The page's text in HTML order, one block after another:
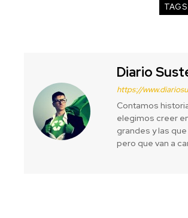
TAGS
Diario
https://
Contamos
elegimos creer
grandes y las
pero que van a